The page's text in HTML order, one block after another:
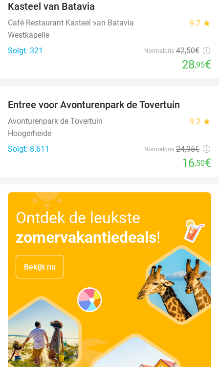
Kasteel van Batavia
Café Restaurant Kasteel van Batavia 9.7 star
Westkapelle
Solgt: 321
Normalpris 42,50€
28,95€
Entree voor Avonturenpark de Tovertuin
Avonturenpark de Tovertuin 9.2 star
Hoogerheide
Solgt: 8.611
Normalpris 24,95€
16,50€
Ontdek de leukste
zomervakantiedeals!
Bekijk nu